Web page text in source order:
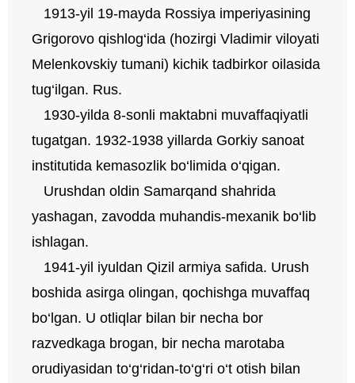
1913-yil 19-mayda Rossiya imperiyasining
Grigorovo qishlog‘ida (hozirgi Vladimir viloyati
Melenkovskiy tumani) kichik tadbirkor oilasida
tug‘ilgan. Rus.
1930-yilda 8-sonli maktabni muvaffaqiyatli
tugatgan. 1932-1938 yillarda Gorkiy sanoat
institutida kemasozlik bo‘limida o‘qigan.
Urushdan oldin Samarqand shahrida
yashagan, zavodda muhandis-mexanik bo‘lib
ishlagan.
1941-yil iyuldan Qizil armiya safida. Urush
boshida asirga olingan, qochishga muvaffaq
bo‘lgan. U otliqlar bilan bir necha bor
razvedkaga brogan, bir necha marotaba
orudiyasidan to‘g‘ridan-to‘g‘ri o‘t otish bilan